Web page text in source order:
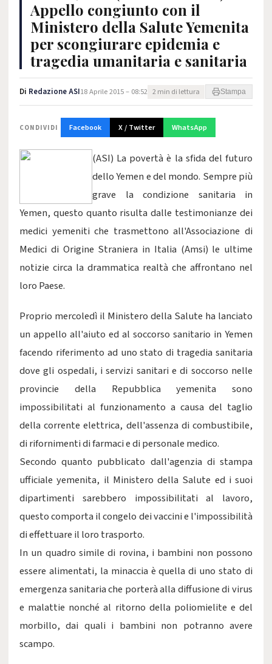
Appello congiunto con il
Ministero della Salute Yemenita
per scongiurare epidemia e
tragedia umanitaria e sanitaria
Di Redazione ASI18 Aprile 2015 – 08:52 2 min di lettura Stampa
CONDIVIDI Facebook X / Twitter WhatsApp
(ASI) La povertà è la sfida del futuro
dello Yemen e del mondo. Sempre più
grave la condizione sanitaria in
Yemen, questo quanto risulta dalle testimonianze dei
medici yemeniti che trasmettono all'Associazione di
Medici di Origine Straniera in Italia (Amsi) le ultime
notizie circa la drammatica realtà che affrontano nel
loro Paese.
Proprio mercoledì il Ministero della Salute ha lanciato
un appello all'aiuto ed al soccorso sanitario in Yemen
facendo riferimento ad uno stato di tragedia sanitaria
dove gli ospedali, i servizi sanitari e di soccorso nelle
provincie della Repubblica yemenita sono
impossibilitati al funzionamento a causa del taglio
della corrente elettrica, dell'assenza di combustibile,
di rifornimenti di farmaci e di personale medico.
Secondo quanto pubblicato dall'agenzia di stampa
ufficiale yemenita, il Ministero della Salute ed i suoi
dipartimenti sarebbero impossibilitati al lavoro,
questo comporta il congelo dei vaccini e l'impossibilità
di effettuare il loro trasporto.
In un quadro simile di rovina, i bambini non possono
essere alimentati, la minaccia è quella di uno stato di
emergenza sanitaria che porterà alla diffusione di virus
e malattie nonché al ritorno della poliomielite e del
morbillo, dai quali i bambini non potranno avere
scampo.